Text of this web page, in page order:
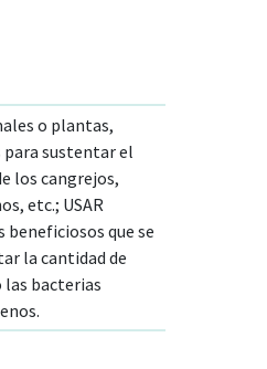
o plantas,
sustentar el
los cangrejos,
etc.; USAR
que se
la cantidad de
bacterias